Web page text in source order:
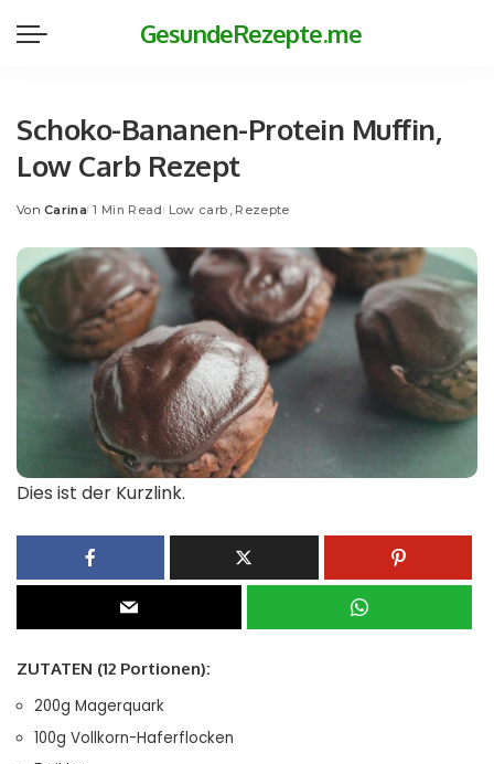
GesundeRezepte.me
Schoko-Bananen-Protein Muffin,
Low Carb Rezept
Posted
Von Carina 1 Min Read Low carb Rezepte
Dies ist der Kurzlink.
ZUTATEN (12 Portionen):
200g Magerquark
100g Vollkorn-Haferflocken